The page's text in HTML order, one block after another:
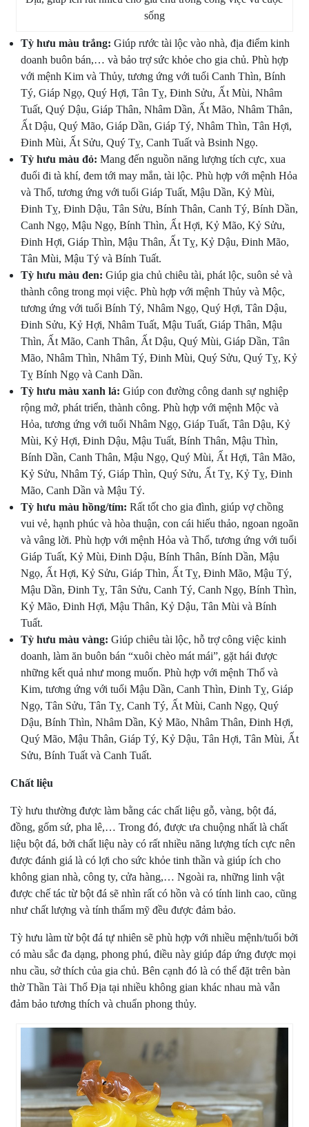
sống
Tỳ hưu màu trắng: Giúp rước tài lộc vào nhà, địa điểm kinh
doanh buôn bán,… và bảo trợ sức khỏe cho gia chủ. Phù hợp
với mệnh Kim và Thủy, tương ứng với tuổi Canh Thìn, Bính
Tý, Giáp Ngọ, Quý Hợi, Tân Tỵ, Đinh Sửu, Ất Mùi, Nhâm
Tuất, Quý Dậu, Giáp Thân, Nhâm Dần, Ất Mão, Nhâm Thân,
Ất Dậu, Quý Mão, Giáp Dần, Giáp Tý, Nhâm Thìn, Tân Hợi,
Đinh Mùi, Ất Sửu, Quý Tỵ, Canh Tuất và Bsinh Ngọ.
Tỳ hưu màu đỏ: Mang đến nguồn năng lượng tích cực, xua
đuổi đi tà khí, đem tới may mắn, tài lộc. Phù hợp với mệnh Hỏa
và Thổ, tương ứng với tuổi Giáp Tuất, Mậu Dần, Kỷ Mùi,
Đinh Tỵ, Đinh Dậu, Tân Sửu, Bính Thân, Canh Tý, Bính Dần,
Canh Ngọ, Mậu Ngọ, Bính Thìn, Ất Hợi, Kỷ Mão, Kỷ Sửu,
Đinh Hợi, Giáp Thìn, Mậu Thân, Ất Tỵ, Kỷ Dậu, Đinh Mão,
Tân Mùi, Mậu Tý và Bính Tuất.
Tỳ hưu màu đen: Giúp gia chủ chiêu tài, phát lộc, suôn sẻ và
thành công trong mọi việc. Phù hợp với mệnh Thủy và Mộc,
tương ứng với tuổi Bính Tý, Nhâm Ngọ, Quý Hợi, Tân Dậu,
Đinh Sửu, Kỷ Hợi, Nhâm Tuất, Mậu Tuất, Giáp Thân, Mậu
Thìn, Ất Mão, Canh Thân, Ất Dậu, Quý Mùi, Giáp Dần, Tân
Mão, Nhâm Thìn, Nhâm Tý, Đinh Mùi, Quý Sửu, Quý Tỵ, Kỷ
Tỵ Bính Ngọ và Canh Dần.
Tỳ hưu màu xanh lá: Giúp con đường công danh sự nghiệp
rộng mở, phát triển, thành công. Phù hợp với mệnh Mộc và
Hỏa, tương ứng với tuổi Nhâm Ngọ, Giáp Tuất, Tân Dậu, Kỷ
Mùi, Kỷ Hợi, Đinh Dậu, Mậu Tuất, Bính Thân, Mậu Thìn,
Bính Dần, Canh Thân, Mậu Ngọ, Quý Mùi, Ất Hợi, Tân Mão,
Kỷ Sửu, Nhâm Tý, Giáp Thìn, Quý Sửu, Ất Tỵ, Kỷ Tỵ, Đinh
Mão, Canh Dần và Mậu Tý.
Tỳ hưu màu hồng/tím: Rất tốt cho gia đình, giúp vợ chồng
vui vẻ, hạnh phúc và hòa thuận, con cái hiếu thảo, ngoan ngoãn
và vâng lời. Phù hợp với mệnh Hỏa và Thổ, tương ứng với tuổi
Giáp Tuất, Kỷ Mùi, Đinh Dậu, Bính Thân, Bính Dần, Mậu
Ngọ, Ất Hợi, Kỷ Sửu, Giáp Thìn, Ất Tỵ, Đinh Mão, Mậu Tý,
Mậu Dần, Đinh Tỵ, Tân Sửu, Canh Tý, Canh Ngọ, Bính Thìn,
Kỷ Mão, Đinh Hợi, Mậu Thân, Kỷ Dậu, Tân Mùi và Bính
Tuất.
Tỳ hưu màu vàng: Giúp chiêu tài lộc, hỗ trợ công việc kinh
doanh, làm ăn buôn bán “xuôi chèo mát mái”, gặt hái được
những kết quả như mong muốn. Phù hợp với mệnh Thổ và
Kim, tương ứng với tuổi Mậu Dần, Canh Thìn, Đinh Tỵ, Giáp
Ngọ, Tân Sửu, Tân Tỵ, Canh Tý, Ất Mùi, Canh Ngọ, Quý
Dậu, Bính Thìn, Nhâm Dần, Kỷ Mão, Nhâm Thân, Đinh Hợi,
Quý Mão, Mậu Thân, Giáp Tý, Kỷ Dậu, Tân Hợi, Tân Mùi, Ất
Sửu, Bính Tuất và Canh Tuất.
Chất liệu
Tỳ hưu thường được làm bằng các chất liệu gỗ, vàng, bột đá,
đồng, gốm sứ, pha lê,… Trong đó, được ưa chuộng nhất là chất
liệu bột đá, bởi chất liệu này có rất nhiều năng lượng tích cực nên
được đánh giá là có lợi cho sức khỏe tinh thần và giúp ích cho
không gian nhà, công ty, cửa hàng,… Ngoài ra, những linh vật
được chế tác từ bột đá sẽ nhìn rất có hồn và có tính linh cao, cũng
như chất lượng và tính thẩm mỹ đều được đảm bảo.
Tỳ hưu làm từ bột đá tự nhiên sẽ phù hợp với nhiều mệnh/tuổi bởi
có màu sắc đa dạng, phong phú, điều này giúp đáp ứng được mọi
nhu cầu, sở thích của gia chủ. Bên cạnh đó là có thể đặt trên bàn
thờ Thần Tài Thổ Địa tại nhiều không gian khác nhau mà vẫn
đảm bảo tương thích và chuẩn phong thủy.